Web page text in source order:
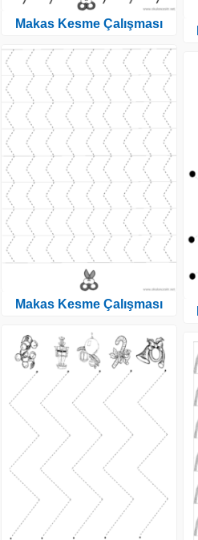
Makas Kesme Çalışması
Makas Kesme Çalışması